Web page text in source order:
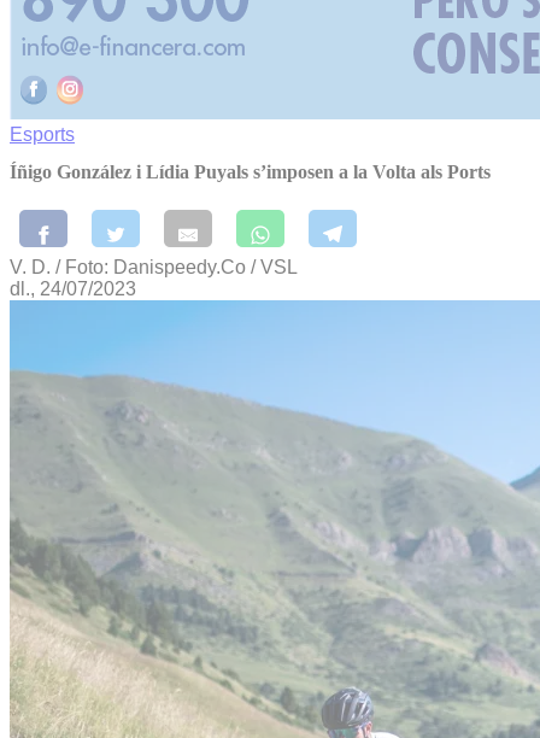
Esports
Íñigo González i Lídia Puyals s’imposen a la Volta als Ports
V. D. / Foto: Danispeedy.Co / VSL
dl., 24/07/2023